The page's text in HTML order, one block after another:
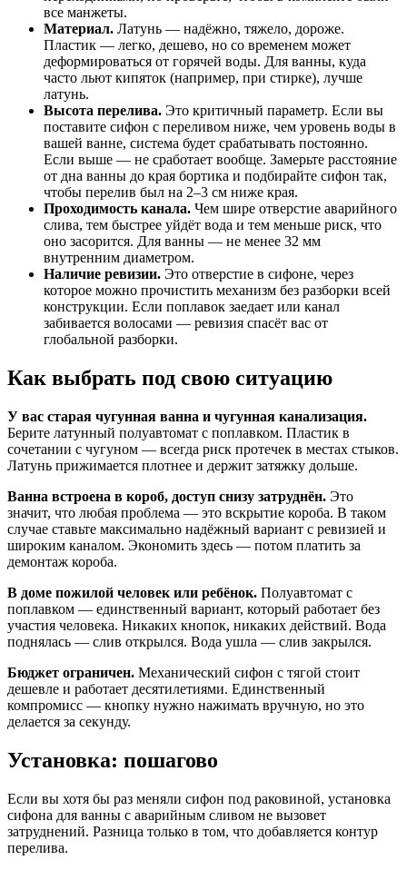
все манжеты.
Материал. Латунь — надёжно, тяжело, дороже.
Пластик — легко, дешево, но со временем может
деформироваться от горячей воды. Для ванны, куда
часто льют кипяток (например, при стирке), лучше
латунь.
Высота перелива. Это критичный параметр. Если вы
поставите сифон с переливом ниже, чем уровень воды в
вашей ванне, система будет срабатывать постоянно.
Если выше — не сработает вообще. Замерьте расстояние
от дна ванны до края бортика и подбирайте сифон так,
чтобы перелив был на 2–3 см ниже края.
Проходимость канала. Чем шире отверстие аварийного
слива, тем быстрее уйдёт вода и тем меньше риск, что
оно засорится. Для ванны — не менее 32 мм
внутренним диаметром.
Наличие ревизии. Это отверстие в сифоне, через
которое можно прочистить механизм без разборки всей
конструкции. Если поплавок заедает или канал
забивается волосами — ревизия спасёт вас от
глобальной разборки.
Как выбрать под свою ситуацию
У вас старая чугунная ванна и чугунная канализация.
Берите латунный полуавтомат с поплавком. Пластик в
сочетании с чугуном — всегда риск протечек в местах стыков.
Латунь прижимается плотнее и держит затяжку дольше.
Ванна встроена в короб, доступ снизу затруднён. Это
значит, что любая проблема — это вскрытие короба. В таком
случае ставьте максимально надёжный вариант с ревизией и
широким каналом. Экономить здесь — потом платить за
демонтаж короба.
В доме пожилой человек или ребёнок. Полуавтомат с
поплавком — единственный вариант, который работает без
участия человека. Никаких кнопок, никаких действий. Вода
поднялась — слив открылся. Вода ушла — слив закрылся.
Бюджет ограничен. Механический сифон с тягой стоит
дешевле и работает десятилетиями. Единственный
компромисс — кнопку нужно нажимать вручную, но это
делается за секунду.
Установка: пошагово
Если вы хотя бы раз меняли сифон под раковиной, установка
сифона для ванны с аварийным сливом не вызовет
затруднений. Разница только в том, что добавляется контур
перелива.